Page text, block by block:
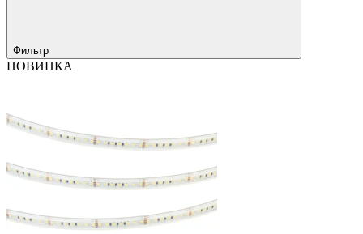
Фильтр
НОВИНКА